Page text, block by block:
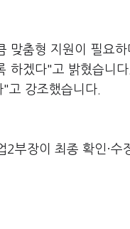
맞춤형 지원이 필요
하겠다"고 밝혔습니
고 강조했습니다.
부장이 최종 확인·수